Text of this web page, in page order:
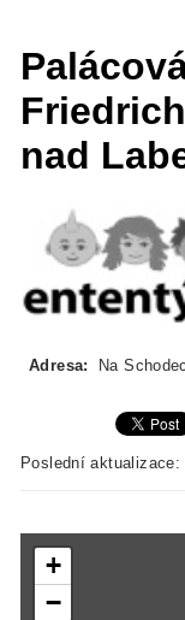
nad
Adresa: Na
Poslední aktualizace:
+
−